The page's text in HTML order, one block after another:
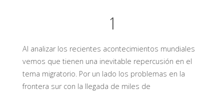
1
Al analizar los recientes acontecimientos mundiales
vemos que tienen una inevitable repercusión en el
tema migratorio. Por un lado los problemas en la
frontera sur con la llegada de miles de